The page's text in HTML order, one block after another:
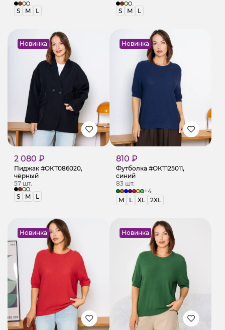
S
M L
S
M L
Новинка
2 080 ₽
Пиджак #ОКТ086020,
чёрный
57 шт.
S
M L
Новинка
810 ₽
Футболка #ОКТ125011,
синий
83 шт.
+4
M
L XL 2XL
Новинка Новинка